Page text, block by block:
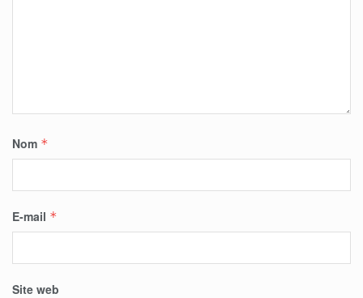
Nom *
E-mail *
Site web